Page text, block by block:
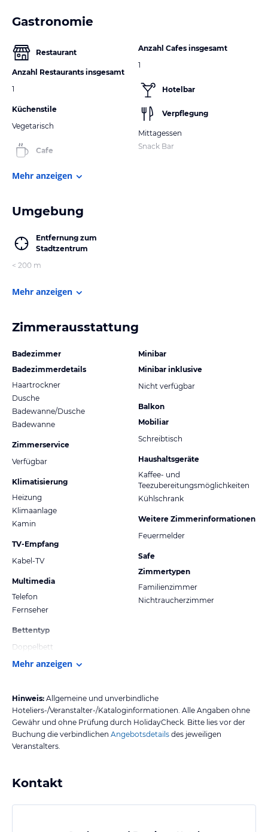
Gastronomie
Restaurant
Anzahl Restaurants insgesamt
1
Küchenstile
Vegetarisch
Cafe
Anzahl Cafes insgesamt
1
Hotelbar
Verpflegung
Mittagessen
Snack Bar
Mehr anzeigen
Umgebung
Entfernung zum
Stadtzentrum
< 200 m
Mehr anzeigen
Zimmerausstattung
Badezimmer
Badezimmerdetails
Haartrockner
Dusche
Badewanne/Dusche
Badewanne
Zimmerservice
Verfügbar
Klimatisierung
Heizung
Klimaanlage
Kamin
TV-Empfang
Kabel-TV
Multimedia
Telefon
Fernseher
Bettentyp
Doppelbett
Minibar
Minibar inklusive
Nicht verfügbar
Balkon
Mobiliar
Schreibtisch
Haushaltsgeräte
Kaffee- und
Teezubereitungsmöglichkeiten
Kühlschrank
Weitere Zimmerinformationen
Feuermelder
Safe
Zimmertypen
Familienzimmer
Nichtraucherzimmer
Mehr anzeigen
Hinweis: Allgemeine und unverbindliche
Hoteliers-/Veranstalter-/Kataloginformationen. Alle Angaben ohne
Gewähr und ohne Prüfung durch HolidayCheck. Bitte lies vor der
Buchung die verbindlichen Angebotsdetails des jeweiligen
Veranstalters.
Kontakt